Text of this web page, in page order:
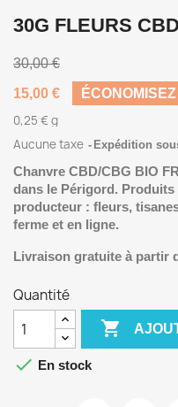
30G FLEURS
30,00 €
15,00 €
0,25 € g
Aucune taxe
Expédition
Chanvre CBD/CBG BIO
dans le Périgord.
producteur : fleurs,
ferme et en ligne.
Livraison gratuite à partir
Quantité

 En stock